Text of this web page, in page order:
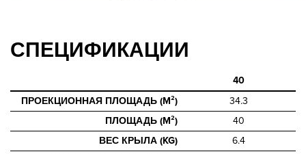
СПЕЦИФИКАЦИИ
40
ПРОЕКЦИОННАЯ ПЛОЩАДЬ (M²)
34.3
ПЛОЩАДЬ (M²)
40
ВЕС КРЫЛА (KG)
6.4